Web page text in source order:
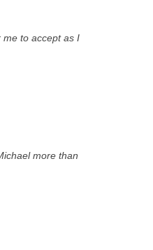
me to accept as I
more than